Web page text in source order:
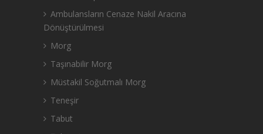
Ambulansların Cenaze Nakil Aracına
Dönüştürülmesi
Morg
Taşınabilir Morg
Müstakil Soğutmalı Morg
Teneşir
Tabut